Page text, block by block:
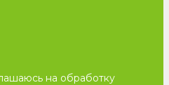
на обработку